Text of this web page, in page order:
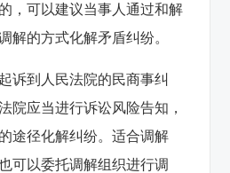
，可以建议当事人通过和解
解的方式化解矛盾纠纷。
诉到人民法院的民商事纠
院应当进行诉讼风险告知，
途径化解纠纷。适合调解
可以委托调解组织进行调